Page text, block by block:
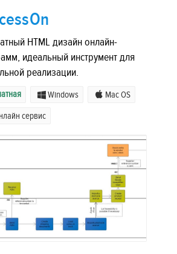
HTML дизайн онлайн-
идеальный инструмент для
реализации.
Windows Mac OS
сервис